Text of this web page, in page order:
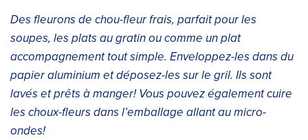
Des fleurons de chou-fleur frais, parfait pour les
soupes, les plats au gratin ou comme un plat
accompagnement tout simple. Enveloppez-les dans du
papier aluminium et déposez-les sur le gril. Ils sont
lavés et prêts à manger! Vous pouvez également cuire
les choux-fleurs dans l’emballage allant au micro-
ondes!